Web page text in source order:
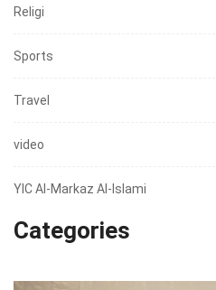
Religi
Sports
Travel
video
YIC Al-Markaz Al-Islami
Categories